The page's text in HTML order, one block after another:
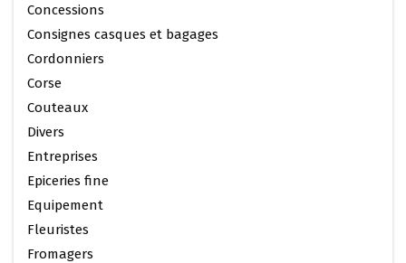
Concessions
Consignes casques et bagages
Cordonniers
Corse
Couteaux
Divers
Entreprises
Epiceries fine
Equipement
Fleuristes
Fromagers